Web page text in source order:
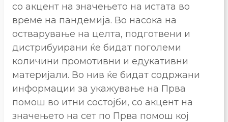
со акцент на значењето на истата во
време на пандемија. Во насока на
остварување на целта, подготвени и
дистрибуирани ќе бидат поголеми
количини промотивни и едукативни
материјали. Во нив ќе бидат содржани
информации за укажување на Прва
помош во итни состојби, со акцент на
значењето на сет по Прва помош кој